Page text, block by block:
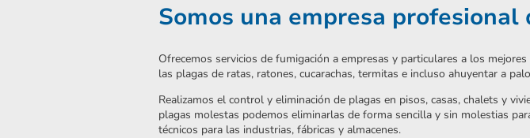
Somos una empresa profesional
Ofrecemos servicios de fumigación a empresas y particulares a los
las plagas de ratas, ratones, cucarachas, termitas e incluso ahuyentar a
Realizamos el control y eliminación de plagas en pisos, casas, chalets y
plagas molestas podemos eliminarlas de forma sencilla y sin molestias
técnicos para las industrias, fábricas y almacenes.